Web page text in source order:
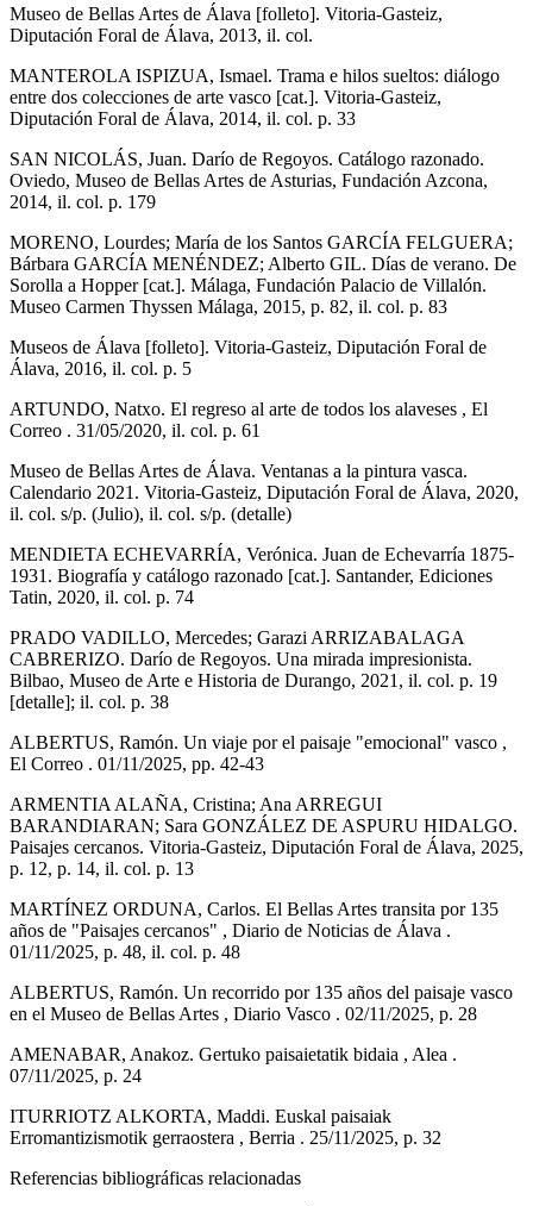
Museo de Bellas Artes de Álava [folleto]. Vitoria-Gasteiz,
Diputación Foral de Álava, 2013, il. col.
MANTEROLA ISPIZUA, Ismael. Trama e hilos sueltos: diálogo
entre dos colecciones de arte vasco [cat.]. Vitoria-Gasteiz,
Diputación Foral de Álava, 2014, il. col. p. 33
SAN NICOLÁS, Juan. Darío de Regoyos. Catálogo razonado.
Oviedo, Museo de Bellas Artes de Asturias, Fundación Azcona,
2014, il. col. p. 179
MORENO, Lourdes; María de los Santos GARCÍA FELGUERA;
Bárbara GARCÍA MENÉNDEZ; Alberto GIL. Días de verano. De
Sorolla a Hopper [cat.]. Málaga, Fundación Palacio de Villalón.
Museo Carmen Thyssen Málaga, 2015, p. 82, il. col. p. 83
Museos de Álava [folleto]. Vitoria-Gasteiz, Diputación Foral de
Álava, 2016, il. col. p. 5
ARTUNDO, Natxo. El regreso al arte de todos los alaveses , El
Correo . 31/05/2020, il. col. p. 61
Museo de Bellas Artes de Álava. Ventanas a la pintura vasca.
Calendario 2021. Vitoria-Gasteiz, Diputación Foral de Álava, 2020,
il. col. s/p. (Julio), il. col. s/p. (detalle)
MENDIETA ECHEVARRÍA, Verónica. Juan de Echevarría 1875-
1931. Biografía y catálogo razonado [cat.]. Santander, Ediciones
Tatin, 2020, il. col. p. 74
PRADO VADILLO, Mercedes; Garazi ARRIZABALAGA
CABRERIZO. Darío de Regoyos. Una mirada impresionista.
Bilbao, Museo de Arte e Historia de Durango, 2021, il. col. p. 19
[detalle]; il. col. p. 38
ALBERTUS, Ramón. Un viaje por el paisaje "emocional" vasco ,
El Correo . 01/11/2025, pp. 42-43
ARMENTIA ALAÑA, Cristina; Ana ARREGUI
BARANDIARAN; Sara GONZÁLEZ DE ASPURU HIDALGO.
Paisajes cercanos. Vitoria-Gasteiz, Diputación Foral de Álava, 2025,
p. 12, p. 14, il. col. p. 13
MARTÍNEZ ORDUNA, Carlos. El Bellas Artes transita por 135
años de "Paisajes cercanos" , Diario de Noticias de Álava .
01/11/2025, p. 48, il. col. p. 48
ALBERTUS, Ramón. Un recorrido por 135 años del paisaje vasco
en el Museo de Bellas Artes , Diario Vasco . 02/11/2025, p. 28
AMENABAR, Anakoz. Gertuko paisaietatik bidaia , Alea .
07/11/2025, p. 24
ITURRIOTZ ALKORTA, Maddi. Euskal paisaiak
Erromantizismotik gerraostera , Berria . 25/11/2025, p. 32
Referencias bibliográficas relacionadas